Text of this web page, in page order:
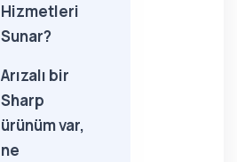
Hizmetleri
Sunar?
Arızalı bir
Sharp
ürünüm var,
ne